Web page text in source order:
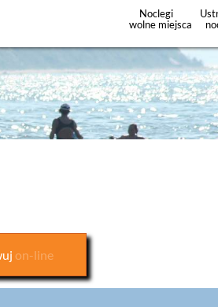
Noclegi
wolne miejsca
on-line